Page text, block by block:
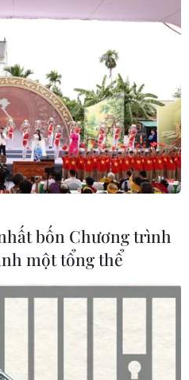
tự vệ tạm
nhập khẩu
bốn Chương trình
một tổng thể